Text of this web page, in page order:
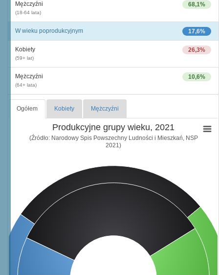
68,1%
Mężczyźni
(18-64 lata)
17,6%
W wieku poprodukcyjnym
26,3%
Kobiety
(59+ lat)
10,6%
Mężczyźni
(64+ lata)
Ogółem Kobiety Mężczyźni
Produkcyjne grupy wieku, 2021
(Źródło: Narodowy Spis Powszechny Ludności i Mieszkań, NSP
2021)